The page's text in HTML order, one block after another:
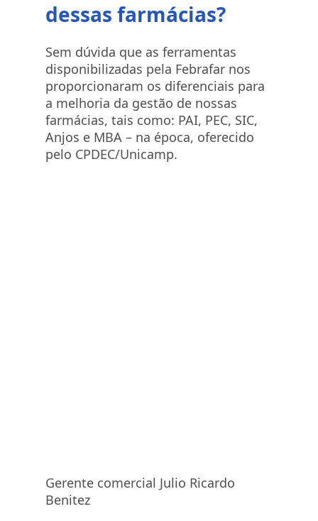
dessas farmácias?
Sem dúvida que as ferramentas
disponibilizadas pela Febrafar nos
proporcionaram os diferenciais para
a melhoria da gestão de nossas
farmácias, tais como: PAI, PEC, SIC,
Anjos e MBA – na época, oferecido
pelo CPDEC/Unicamp.
Gerente comercial Julio Ricardo
Benitez